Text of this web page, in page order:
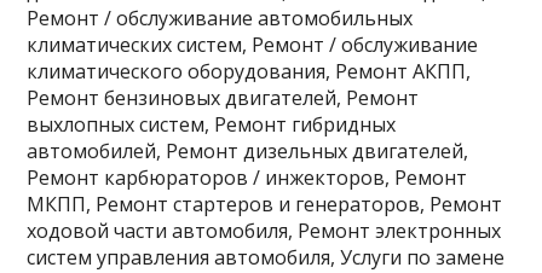
Ремонт / обслуживание автомобильных
климатических систем, Ремонт / обслуживание
климатического оборудования, Ремонт АКПП,
Ремонт бензиновых двигателей, Ремонт
выхлопных систем, Ремонт гибридных
автомобилей, Ремонт дизельных двигателей,
Ремонт карбюраторов / инжекторов, Ремонт
МКПП, Ремонт стартеров и генераторов, Ремонт
ходовой части автомобиля, Ремонт электронных
систем управления автомобиля, Услуги по замене